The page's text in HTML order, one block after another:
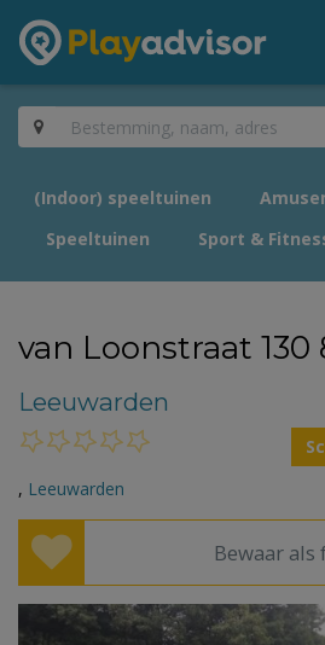
(Indoor) speeltuinen
Speeltuinen
Sport &
van Loonstraat 130
Leeuwarden
, Leeuwarden
Bewaar